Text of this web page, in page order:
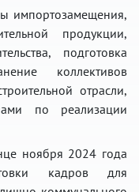
импортозамещения,
продукции,
подготовка
коллективов
отрасли,
по реализации
ноября 2024 года
кадров для